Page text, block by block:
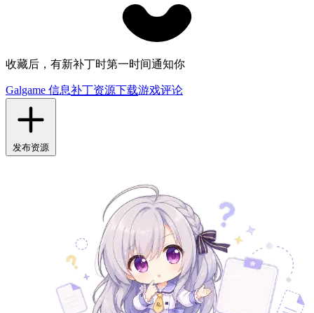
收藏后，有新补丁时第一时间通知你
Galgame 信息补丁资源下载游戏评论
发布资源